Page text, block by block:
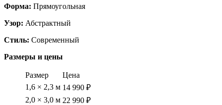
Форма: Прямоугольная
Узор: Абстрактный
Стиль: Современный
Размеры и цены
Размер
Цена
1,6 × 2,3 м 14 990 ₽
2,0 × 3,0 м 22 990 ₽